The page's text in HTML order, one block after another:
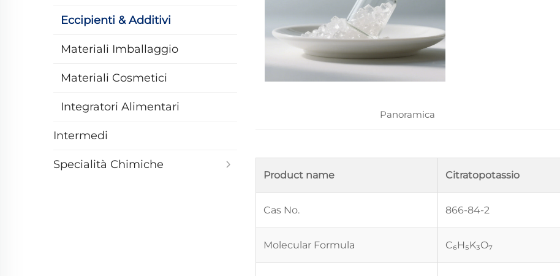
Eccipienti & Additivi
Materiali Imballaggio
Materiali Cosmetici
Integratori Alimentari
Intermedi
Specialità Chimiche
Panoramica
Product name Citratopotassio
Cas No. 866-84-2
Molecular Formula C₆H₅K₃O₇